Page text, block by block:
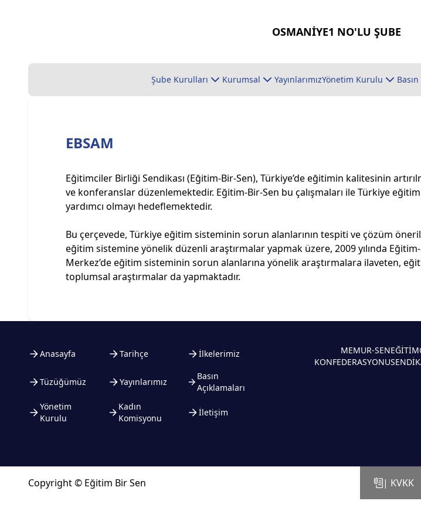
OSMANİYE1 NO'LU ŞUBE
Şube Kurulları Kurumsal YayınlarımızYönetim Kurulu
EBSAM
Eğitimciler Birliği Sendikası (Eğitim-Bir-Sen), Türkiye’de eğitimin kalitesinin
ve konferanslar düzenlemektedir. Eğitim-Bir-Sen bu çalışmaları ile Türkiye
yardımcı olmayı hedeflemektedir.
Bu çerçevede, Türkiye eğitim sisteminin sorun alanlarının tespiti ve çözüm
eğitim sistemine yönelik düzenli araştırmalar yapmak üzere, 2009 yılında
Merkez’de eğitim sisteminin sorun alanlarına yönelik araştırmalara ilaveten,
toplumsal araştırmalar da yapmaktadır.
Anasayfa Tarihçe İlkelerimiz
Tüzüğümüz Yayınlarımız
Basın
Açıklamaları
Yönetim
Kurulu
Kadın
Komisyonu
İletişim
MEMUR-SEN
KONFEDERASYONU
Copyright © Eğitim Bir Sen | KVKK